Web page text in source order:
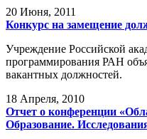
20 Июня, 2011
Конкурс на замещение
Учреждение Российской
программирования РАН
вакантных должностей.
18 Апреля, 2010
Отчет о конференции
Образование.